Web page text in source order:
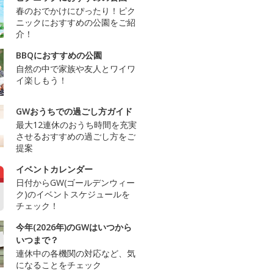
春のおでかけにぴったり！ピク
ニックにおすすめの公園をご紹
介！
BBQにおすすめの公園
自然の中で家族や友人とワイワ
イ楽しもう！
GWおうちでの過ごし方ガイド
最大12連休のおうち時間を充実
させるおすすめの過ごし方をご
提案
イベントカレンダー
日付からGW(ゴールデンウィー
ク)のイベントスケジュールを
チェック！
今年(2026年)のGWはいつから
いつまで？
連休中の各機関の対応など、気
になることをチェック